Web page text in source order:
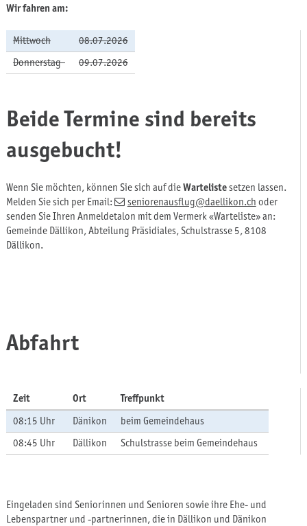
Wir fahren am:
Mittwoch
08.07.2026
Donnerstag
09.07.2026
Beide Termine sind bereits
ausgebucht!
Wenn Sie möchten, können Sie sich auf dieWartelistesetzen lassen.
Melden Sie sich per Email:
seniorenausflug@daellikon.ch oder
senden Sie Ihren Anmeldetalon mit dem Vermerk «Warteliste» an:
Gemeinde Dällikon, Abteilung Präsidiales, Schulstrasse 5, 8108
Dällikon.
Abfahrt
Zeit Ort
Treffpunkt
08:15 Uhr
Dänikon
beim Gemeindehaus
08:45 Uhr
Dällikon Schulstrasse beim Gemeindehaus
Eingeladen sind Seniorinnen und Senioren sowie ihre Ehe- und
Lebenspartner und -partnerinnen, die in Dällikon und Dänikon